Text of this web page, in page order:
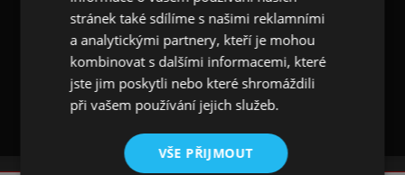
Ušetřete si práci při balení dárků a zabalte Vaše
dárky jednoduše a efektivně do dárkových sáčků.
Dojem z dárku bude maximální!
Rozměr: 25,0 × 39,0 cm (š × v)
stránek také sdílíme s našimi reklamními
a analytickými partnery, kteří je mohou
kombinovat s dalšími informacemi, které
jste jim poskytli nebo které shromáždili
při vašem používání jejich služeb.
VŠE PŘIJMOUT